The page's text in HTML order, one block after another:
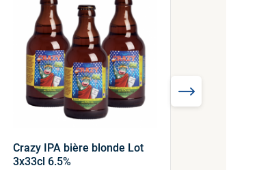
Crazy IPA bière blonde Lot
3x33cl 6.5%